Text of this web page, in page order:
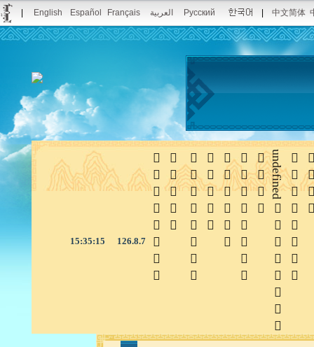
English Español Français العربية Русский 中文简体
15:35:16 126.8.7

 
undefined




